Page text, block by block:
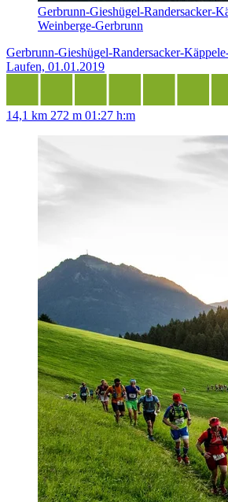
Gerbrunn-Gieshügel-Randersacker-
Weinberge-Gerbrunn
Gerbrunn-Gieshügel-Randersacker-
Laufen, 01.01.2019
14,1 km 272 m 01:27 h:m